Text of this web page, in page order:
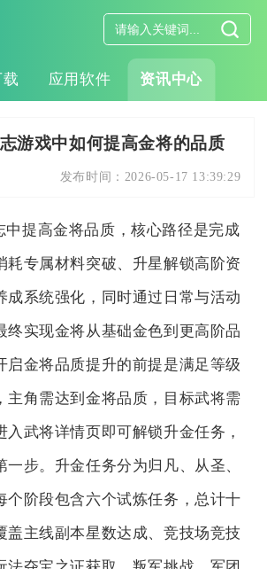
应用软件 资讯中心
游戏中如何提高金将的品质
发布时间： 2026-05-17 13:39:29
中提高金将品质，核心路径是完成
耗专属材料突破、升星解锁高阶资
成系统强化，同时通过日常与活动
终实现金将从基础金色到更高阶品
启金将品质提升的前提是满足等级
主角需达到金将品质，目标武将需
入武将详情页即可解锁升金任务，
步。升金任务分为归凡、从圣、
个阶段包含六个试炼任务，总计十
盖主线副本星数达成、竞技场竞技